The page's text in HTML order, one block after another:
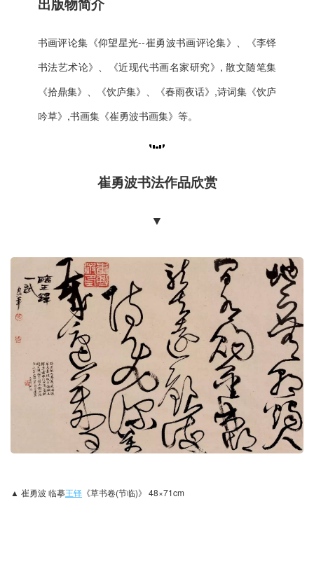
书画评论集《仰望星光--崔勇波书画评论集》、《李铎
书法艺术论》、《近现代书画名家研究》, 散文随笔集
《拾鼎集》、《饮庐集》、《春雨夜话》,诗词集《饮庐
吟草》,书画集《崔勇波书画集》等。
崔勇波书法作品欣赏
▼
▲ 崔勇波 临摹王铎 《草书卷(节临)》 48×71cm